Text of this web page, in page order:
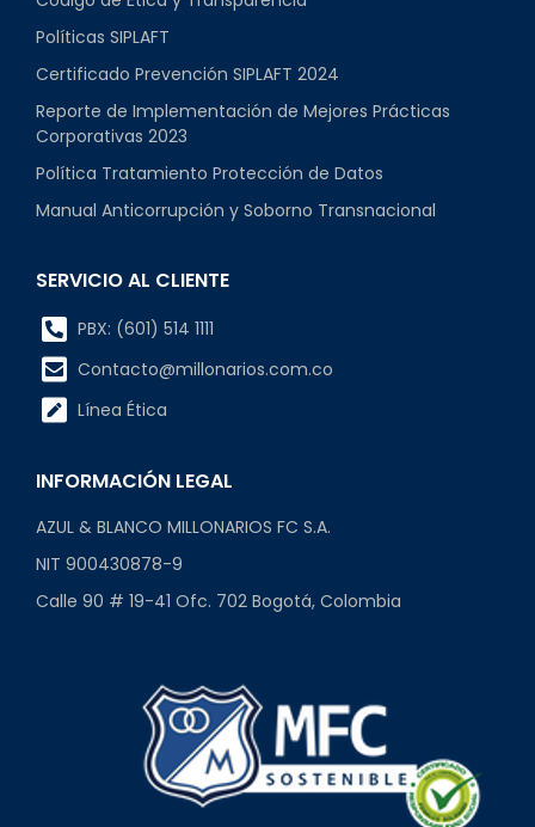
Políticas SIPLAFT
Certificado Prevención SIPLAFT 2024
Reporte de Implementación de Mejores Prácticas
Corporativas 2023
Política Tratamiento Protección de Datos
Manual Anticorrupción y Soborno Transnacional
SERVICIO AL CLIENTE
PBX: (601) 514 1111
Contacto@millonarios.com.co
Línea Ética
INFORMACIÓN LEGAL
AZUL & BLANCO MILLONARIOS FC S.A.
NIT 900430878-9
Calle 90 # 19-41 Ofc. 702 Bogotá, Colombia